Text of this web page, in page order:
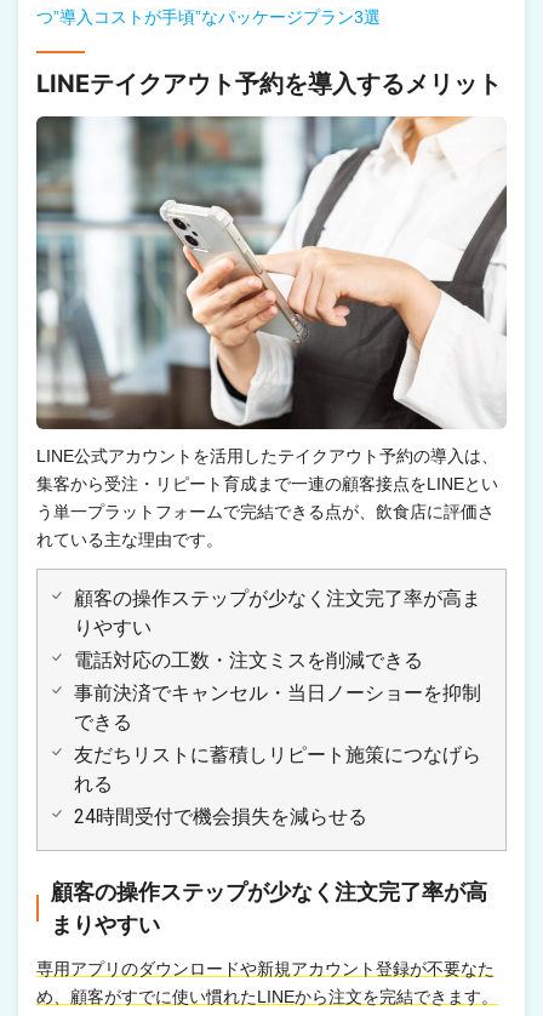
つ”導入コストが手頃”なパッケージプラン3選
LINEテイクアウト予約を導入するメリット
LINE公式アカウントを活用したテイクアウト予約の導入は、
集客から受注・リピート育成まで一連の顧客接点をLINEとい
う単一プラットフォームで完結できる点が、飲食店に評価さ
れている主な理由です。
顧客の操作ステップが少なく注文完了率が高ま
りやすい
電話対応の工数・注文ミスを削減できる
事前決済でキャンセル・当日ノーショーを抑制
できる
友だちリストに蓄積しリピート施策につなげら
れる
24時間受付で機会損失を減らせる
顧客の操作ステップが少なく注文完了率が高
まりやすい
専用アプリのダウンロードや新規アカウント登録が不要なた
め、顧客がすでに使い慣れたLINEから注文を完結できます。